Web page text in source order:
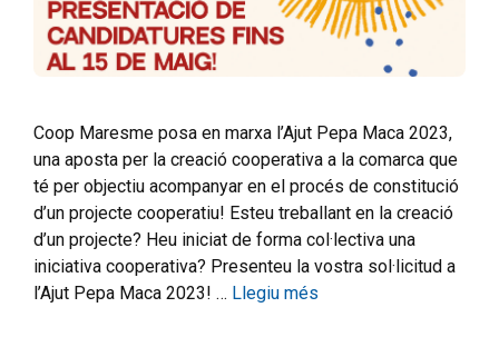
Coop Maresme posa en marxa l’Ajut Pepa Maca 2023,
una aposta per la creació cooperativa a la comarca que
té per objectiu acompanyar en el procés de constitució
d’un projecte cooperatiu! Esteu treballant en la creació
d’un projecte? Heu iniciat de forma col·lectiva una
iniciativa cooperativa? Presenteu la vostra sol·licitud a
l’Ajut Pepa Maca 2023! … Llegiu més